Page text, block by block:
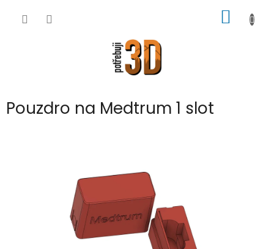
KOŠÍK
Pouzdro na Medtrum 1 slot